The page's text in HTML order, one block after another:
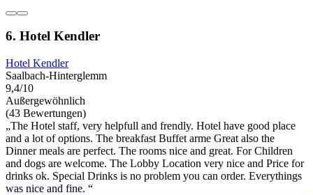
6. Hotel Kendler
Hotel Kendler
Saalbach-Hinterglemm
9,4/10
Außergewöhnlich
(43 Bewertungen)
„The Hotel staff, very helpfull and frendly. Hotel have good place
and a lot of options. The breakfast Buffet arme Great also the
Dinner meals are perfect. The rooms nice and great. For Children
and dogs are welcome. The Lobby Location very nice and Price for
drinks ok. Special Drinks is no problem you can order. Everythings
was nice and fine. “